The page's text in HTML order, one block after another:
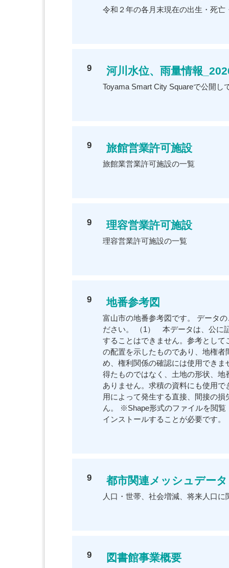
令和２年の各月末現在の出生・死亡
9 河川水位、雨量情報
Toyama Smart City Squareで公開
9 旅館営業許可施設
旅館業営業許可施設の一覧
9 理容営業許可施設
理容営業許可施設の一覧
9 地番参考図
富山市の地番参考図です。 データ
ださい。 （1） 本データは、公に
することはできません。参考とし
の配置を示したものであり、地権
め、権利関係の確認には使用でき
得たものではなく、土地の形状、
ありません。求積の資料にも使用
用によって発生する直接、間接の
ん。 ※Shape形式のファイルを閲
インストールすることが必要です。
9 都市関連メッシュデータ
人口・世帯、社会増減、将来人口
9 図書館事業概要